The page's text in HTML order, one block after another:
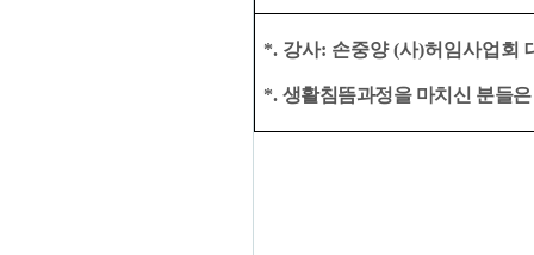
*. 강사: 손중양(사)허임사업회
*. ​ 생활침뜸과정을 마치신 분들